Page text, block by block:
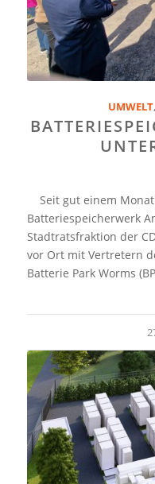
UMWELT
Seit gut einem
Batteriespeicherwerk
Stadtratsfraktion der
vor Ort mit Vertretern
Batterie Park Worms